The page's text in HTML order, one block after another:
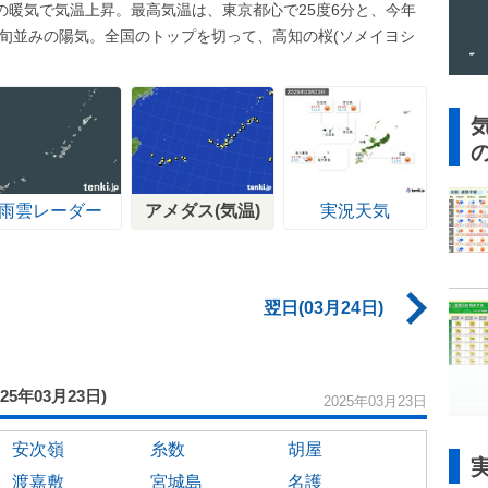
気で気温上昇。最高気温は、東京都心で25度6分と、今年
並みの陽気。全国のトップを切って、高知の桜(ソメイヨシ
雲レーダー アメダス(気温) 実況天気
翌日(03月24日)
年03月23日) 2025年03月23日
安次嶺 糸数
胡屋
渡嘉敷
宮城島 名護